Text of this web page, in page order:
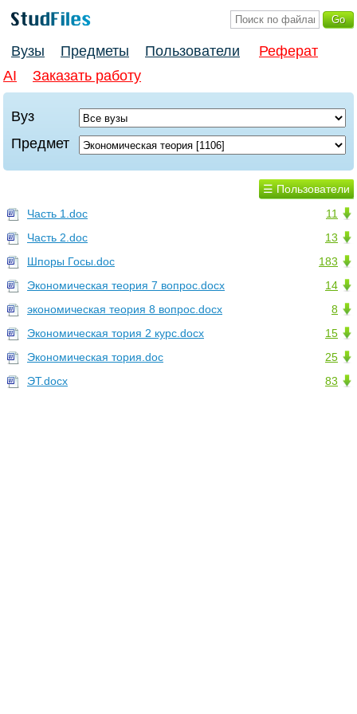
Вузы Предметы Пользователи
Реферат
AI
Заказать работу
Вуз
Предмет
☰ Пользователи
11
Часть 1.doc
13
Часть 2.doc
183
Шпоры Госы.doc
14
Экономическая теория 7 вопрос.docx
8
экономическая теория 8 вопрос.docx
15
Экономическая тория 2 курс.docx
25
Экономическая тория.doc
83
ЭТ.docx